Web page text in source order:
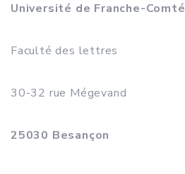
Université de Franche-Comté
Faculté des lettres
30-32 rue Mégevand
25030 Besançon